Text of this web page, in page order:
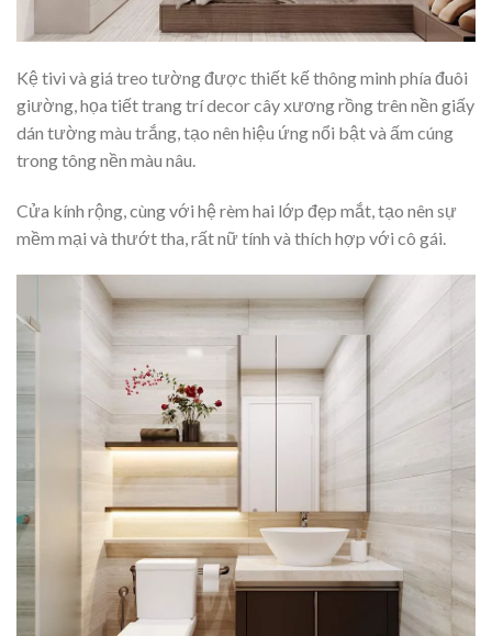
Kệ tivi và giá treo tường được thiết kế thông minh phía đuôi
giường, họa tiết trang trí decor cây xương rồng trên nền giấy
dán tường màu trắng, tạo nên hiệu ứng nổi bật và ấm cúng
trong tông nền màu nâu.
Cửa kính rộng, cùng với hệ rèm hai lớp đẹp mắt, tạo nên sự
mềm mại và thướt tha, rất nữ tính và thích hợp với cô gái.